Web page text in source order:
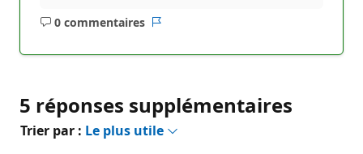
0 commentaires
Aucun
5 réponses supplémentaires
Trier par : Le plus utile